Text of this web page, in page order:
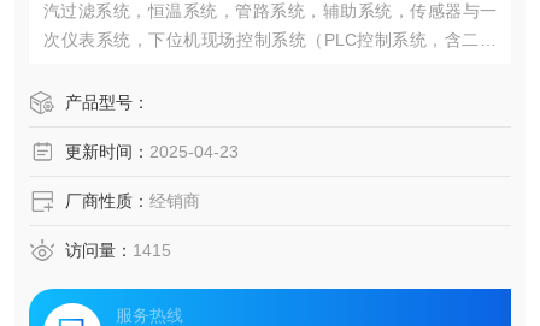
汽过滤系统，恒温系统，管路系统，辅助系统，传感器与一
次仪表系统，下位机现场控制系统（PLC控制系统，含二次
产品型号：
更新时间： 2025-04-23
厂商性质： 经销商
访问量： 1415
服务热线